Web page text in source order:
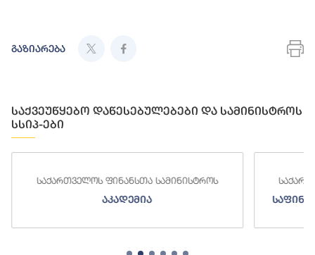
გაზიარება
საქვეუწყებო დაწესებულებები და სამინისტროს
სსიპ-ები
საქართველოს ფინანსთა სამინისტროს
აკადემია